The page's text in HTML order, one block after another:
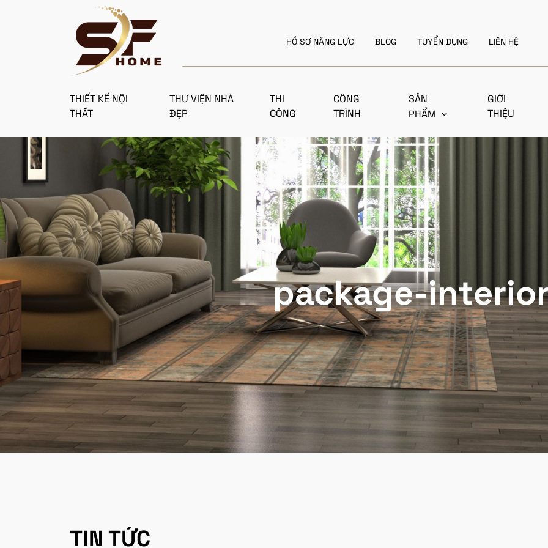
HỒ SƠ NĂNG LỰC BLOG TUYỂN DỤNG LIÊN HỆ
THIẾT KẾ NỘI
THẤT
THƯ VIỆN NHÀ
ĐẸP
THI
CÔNG
CÔNG
TRÌNH
SẢN
PHẨM
GIỚI
THIỆU
package-
TIN TỨC